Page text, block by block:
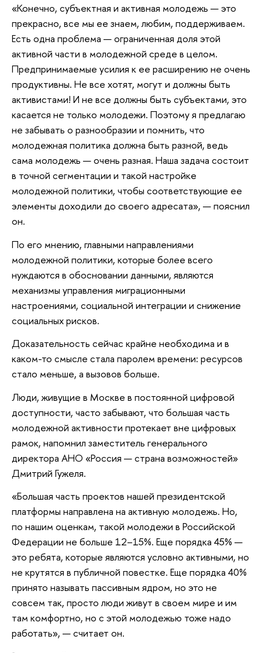
«Конечно, субъектная и активная молодежь — это
прекрасно, все мы ее знаем, любим, поддерживаем.
Есть одна проблема — ограниченная доля этой
активной части в молодежной среде в целом.
Предпринимаемые усилия к ее расширению не очень
продуктивны. Не все хотят, могут и должны быть
активистами! И не все должны быть субъектами, это
касается не только молодежи. Поэтому я предлагаю
не забывать о разнообразии и помнить, что
молодежная политика должна быть разной, ведь
сама молодежь — очень разная. Наша задача состоит
в точной сегментации и такой настройке
молодежной политики, чтобы соответствующие ее
элементы доходили до своего адресата», — пояснил
он.
По его мнению, главными направлениями
молодежной политики, которые более всего
нуждаются в обосновании данными, являются
механизмы управления миграционными
настроениями, социальной интеграции и снижение
социальных рисков.
Доказательность сейчас крайне необходима и в
каком-то смысле стала паролем времени: ресурсов
стало меньше, а вызовов больше.
Люди, живущие в Москве в постоянной цифровой
доступности, часто забывают, что большая часть
молодежной активности протекает вне цифровых
рамок, напомнил заместитель генерального
директора АНО «Россия — страна возможностей»
Дмитрий Гужеля.
«Большая часть проектов нашей президентской
платформы направлена на активную молодежь. Но,
по нашим оценкам, такой молодежи в Российской
Федерации не больше 12–15%. Еще порядка 45% —
это ребята, которые являются условно активными, но
не крутятся в публичной повестке. Еще порядка 40%
принято называть пассивным ядром, но это не
совсем так, просто люди живут в своем мире и им
там комфортно, но с этой молодежью тоже надо
работать», — считает он.